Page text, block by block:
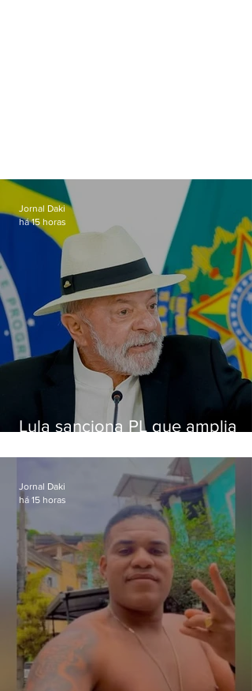
Lula sanciona PL que amplia
crianças
Jornal Daki
há 15 horas
Jornal Daki
há 15 horas